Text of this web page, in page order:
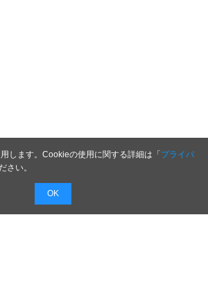
します。Cookieの使用に関する詳細は「プライバ
さい。
OK